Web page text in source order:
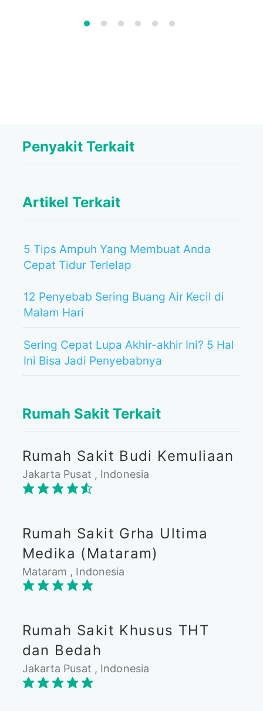
Penyakit Terkait
Artikel Terkait
5 Tips Ampuh Yang Membuat Anda
Cepat Tidur Terlelap
12 Penyebab Sering Buang Air Kecil di
Malam Hari
Sering Cepat Lupa Akhir-akhir Ini? 5 Hal
Ini Bisa Jadi Penyebabnya
Rumah Sakit Terkait
Rumah Sakit Budi Kemuliaan
Jakarta Pusat , Indonesia
Rumah Sakit Grha Ultima
Medika (Mataram)
Mataram , Indonesia
Rumah Sakit Khusus THT
dan Bedah
Jakarta Pusat , Indonesia